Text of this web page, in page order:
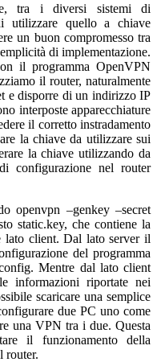
tra i diversi sistemi di
utilizzare quello a chiave
un buon compromesso tra
di implementazione.
il programma OpenVPN
il router, naturalmente
e disporre di un indirizzo IP
interposte apparecchiature
il corretto instradamento
la chiave da utilizzare sui
la chiave utilizzando da
configurazione nel router
openvpn –genkey –secret
static.key, che contiene la
lato client. Dal lato server il
del programma
. Mentre dal lato client
informazioni riportate nei
scaricare una semplice
due PC uno come
una VPN tra i due. Questa
il funzionamento della
router.